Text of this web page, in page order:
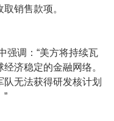
销售款项。
强调：“美方将持续瓦
济稳定的金融网络。
无法获得研发核计划
”